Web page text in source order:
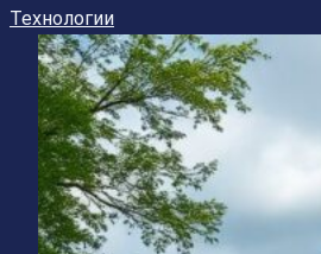
Технологии